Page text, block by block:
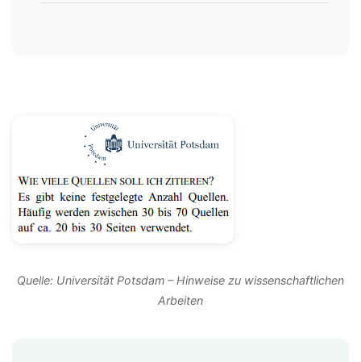
Quelle: Universität Potsdam – Hinweise zu wissenschaftlichen
Arbeiten